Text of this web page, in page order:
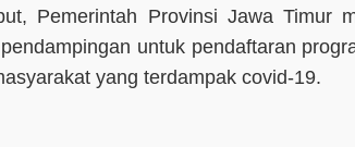
Pemerintah Provinsi Jawa Timur
untuk pendaftaran
yang terdampak covid-19.